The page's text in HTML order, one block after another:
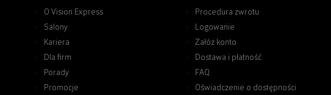
O Vision Express
Salony
Kariera
Dla firm
Porady
Promocje
Procedura zwrotu
Logowanie
Załóż konto
Dostawa i płatność
FAQ
Oświadczenie o dostępności